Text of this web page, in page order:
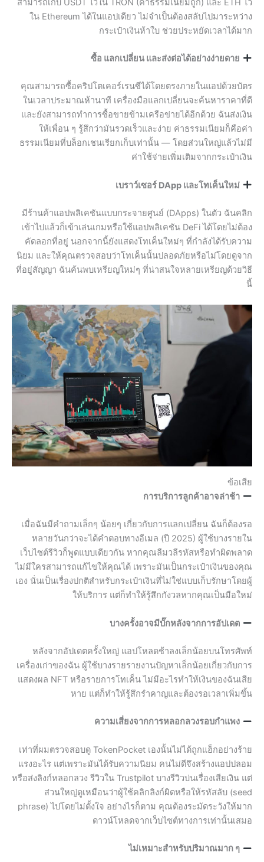
ใน Ethereum ได้ในแอปเดียว ไม่จำเป็นต้องสลับไปมาระหว่าง
กระเป๋าเงินห้าใบ ช่วยประหยัดเวลาได้มาก
ซื้อ แลกเปลี่ยน และส่งต่อได้อย่างง่ายดาย
คุณสามารถซื้อคริปโตเคอร์เรนซีได้โดยตรงภายในแอปด้วยบัตร
ในเวลาประมาณห้านาที เครื่องมือแลกเปลี่ยนจะค้นหาราคาที่ดี
และยังสามารถทำการซื้อขายข้ามเครือข่ายได้อีกด้วย ฉันส่งเงิน
ให้เพื่อน ๆ รู้สึกว่ามันรวดเร็วและง่าย ค่าธรรมเนียมก็คือค่า
ธรรมเนียมที่บล็อกเชนเรียกเก็บเท่านั้น — โดยส่วนใหญ่แล้วไม่มี
ค่าใช้จ่ายเพิ่มเติมจากกระเป๋าเงิน
เบราว์เซอร์ DApp และโทเค็นใหม่
มีร้านค้าแอปพลิเคชันแบบกระจายศูนย์ (DApps) ในตัว ฉันคลิก
เข้าไปแล้วก็เข้าเล่นเกมหรือใช้แอปพลิเคชัน DeFi ได้โดยไม่ต้อง
คัดลอกที่อยู่ นอกจากนี้ยังแสดงโทเค็นใหม่ๆ ที่กำลังได้รับความ
นิยม และให้คุณตรวจสอบว่าโทเค็นนั้นปลอดภัยหรือไม่โดยดูจาก
ที่อยู่สัญญา ฉันค้นพบเหรียญใหม่ๆ ที่น่าสนใจหลายเหรียญด้วยวิธี
นี้
ข้อเสีย
การบริการลูกค้าอาจล่าช้า
เมื่อฉันมีคำถามเล็กๆ น้อยๆ เกี่ยวกับการแลกเปลี่ยน ฉันก็ต้องรอ
หลายวันกว่าจะได้คำตอบทางอีเมล (ปี 2025) ผู้ใช้บางรายใน
เว็บไซต์รีวิวก็พูดแบบเดียวกัน หากคุณลืมวลีรหัสหรือทำผิดพลาด
ไม่มีใครสามารถแก้ไขให้คุณได้ เพราะมันเป็นกระเป๋าเงินของคุณ
เอง นั่นเป็นเรื่องปกติสำหรับกระเป๋าเงินที่ไม่ใช่แบบเก็บรักษาโดยผู้
ให้บริการ แต่ก็ทำให้รู้สึกกังวลหากคุณเป็นมือใหม่
บางครั้งอาจมีบั๊กหลังจากการอัปเดต
หลังจากอัปเดตครั้งใหญ่ แอปโหลดช้าลงเล็กน้อยบนโทรศัพท์
เครื่องเก่าของฉัน ผู้ใช้บางรายรายงานปัญหาเล็กน้อยเกี่ยวกับการ
แสดงผล NFT หรือรายการโทเค็น ไม่มีอะไรทำให้เงินของฉันเสีย
หาย แต่ก็ทำให้รู้สึกรำคาญและต้องรอเวลาเพิ่มขึ้น
ความเสี่ยงจากการหลอกลวงรอบกำแพง
เท่าที่ผมตรวจสอบดู TokenPocket เองนั้นไม่ได้ถูกแฮ็กอย่างร้าย
แรงอะไร แต่เพราะมันได้รับความนิยม คนไม่ดีจึงสร้างแอปปลอม
หรือส่งลิงก์หลอกลวง รีวิวใน Trustpilot บางรีวิวบ่นเรื่องเสียเงิน แต่
ส่วนใหญ่ดูเหมือนว่าผู้ใช้คลิกลิงก์ผิดหรือให้รหัสลับ (seed
phrase) ไปโดยไม่ตั้งใจ อย่างไรก็ตาม คุณต้องระมัดระวังให้มาก
ดาวน์โหลดจากเว็บไซต์ทางการเท่านั้นเสมอ
ไม่เหมาะสำหรับปริมาณมาก ๆ